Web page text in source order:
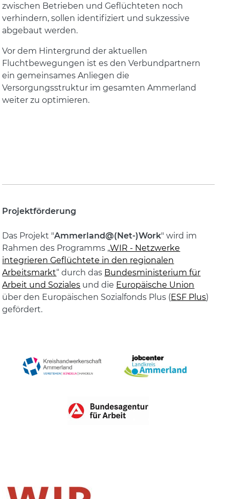
zwischen Betrieben und Geflüchteten noch
verhindern, sollen identifiziert und sukzessive
abgebaut werden.
Vor dem Hintergrund der aktuellen
Fluchtbewegungen ist es den Verbundpartnern
ein gemeinsames Anliegen die
Versorgungsstruktur im gesamten Ammerland
weiter zu optimieren.
Projektförderung
Das Projekt "Ammerland@(Net-)Work" wird im
Rahmen des Programms „WIR - Netzwerke
integrieren Geflüchtete in den regionalen
Arbeitsmarkt“ durch das Bundesministerium für
Arbeit und Soziales und die Europäische Union
über den Europäischen Sozialfonds Plus (ESF Plus)
gefördert.